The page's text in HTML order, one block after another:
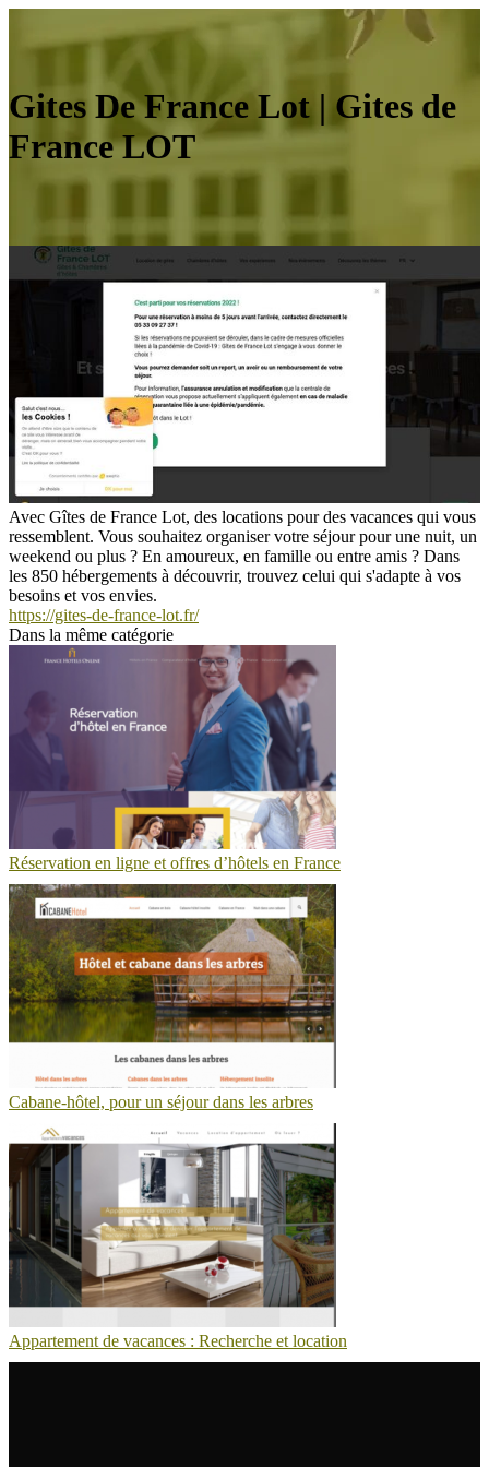
Gites De France Lot | Gites de
France LOT
Avec Gîtes de France Lot, des locations pour des vacances qui vous
ressemblent. Vous souhaitez organiser votre séjour pour une nuit, un
weekend ou plus ? En amoureux, en famille ou entre amis ? Dans
les 850 hébergements à découvrir, trouvez celui qui s'adapte à vos
besoins et vos envies.
https://gites-de-france-lot.fr/
Dans la même catégorie
Réservation en ligne et offres d’hôtels en France
Cabane-hôtel, pour un séjour dans les arbres
Appartement de vacances : Recherche et location